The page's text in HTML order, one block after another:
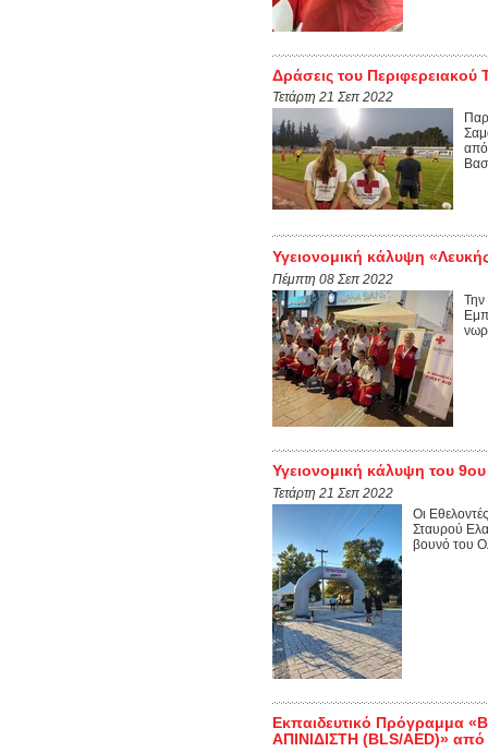
Δράσεις του Περιφερειακού
Τετάρτη 21 Σεπ 2022
από
Υγειονομική κάλυψη
Πέμπτη 08 Σεπ 2022
Την
Υγειονομική κάλυψη του
Τετάρτη 21 Σεπ 2022
Οι
Σταυρού
βουνό του
Εκπαιδευτικό Πρόγραμμα
ΑΠΙΝΙΔIΣΤΗ (BLS/AED)» από